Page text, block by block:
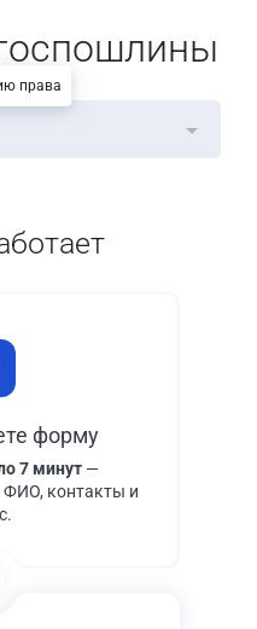
форму
7 минут —
ФИО, контакты и
права